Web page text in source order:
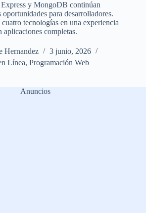
y MongoDB continúan
oportunidades para desarrolladores.
tecnologías en una experiencia
aplicaciones completas.
Hernandez
3 junio, 2026
Línea,Programación Web
Anuncios